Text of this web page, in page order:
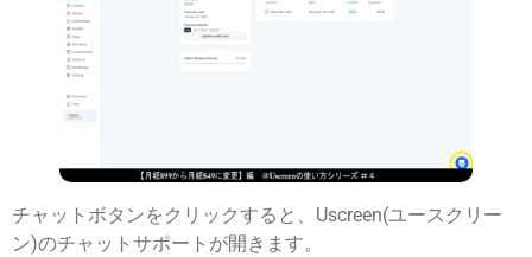
チャットボタンをクリックすると、Uscreen(ユースクリー
ン)のチャットサポートが開きます。